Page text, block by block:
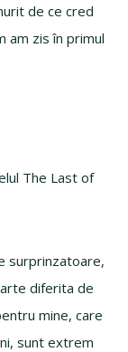
de ce cred
am zis în primul
The Last of
surprinzatoare,
diferita de
mine, care
sunt extrem